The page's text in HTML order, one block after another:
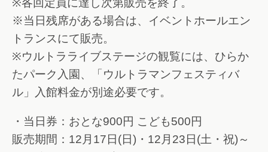
※各回定員に達し次第販売を終了。
※当日残席がある場合は、イベントホールエン
トランスにて販売。
※ウルトラライブステージの観覧には、ひらか
たパーク入園、「ウルトラマンフェスティバ
ル」入館料金が別途必要です。
・当日券：おとな900円 こども500円
販売期間：12月17日(日)・12月23日(土・祝)～